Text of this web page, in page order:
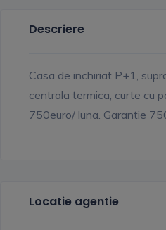
Descriere
Casa de inchiriat P+1,
centrala termica, curte cu
750euro/ luna. Garantie
Locatie agentie